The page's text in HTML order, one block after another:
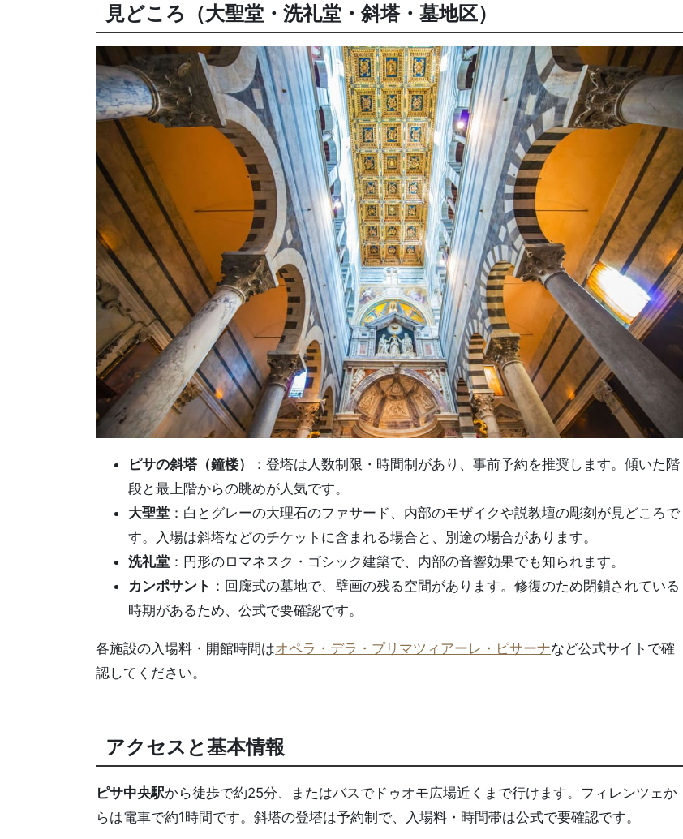
見どころ（大聖堂・洗礼堂・斜塔・墓地区）
ピサの斜塔（鐘楼）
：登塔は人数制限・時間制があり、事前予約を推奨します。傾いた階
段と最上階からの眺めが人気です。
大聖堂 ：白とグレーの大理石のファサード、内部のモザイクや説教壇の彫刻が見どころで
す。入場は斜塔などのチケットに含まれる場合と、別途の場合があります。
洗礼堂 ：円形のロマネスク・ゴシック建築で、内部の音響効果でも知られます。
カンポサント ：回廊式の墓地で、壁画の残る空間があります。修復のため閉鎖されている
時期があるため、公式で要確認です。
各施設の入場料・開館時間はオペラ・デラ・プリマツィアーレ・ピサーナなど公式サイトで確
認してください。
アクセスと基本情報
ピサ中央駅から徒歩で約25分、またはバスでドゥオモ広場近くまで行けます。フィレンツェか
らは電車で約1時間です。斜塔の登塔は予約制で、入場料・時間帯は公式で要確認です。